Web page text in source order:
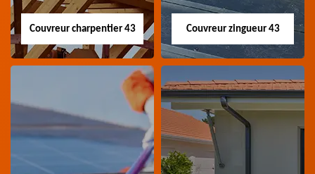
Couvreur charpentier 43
Couvreur
charpentier 43
Artisan couvreur
Couvreur zingueur 43
Couvreur zingueur
Artisan couvreur